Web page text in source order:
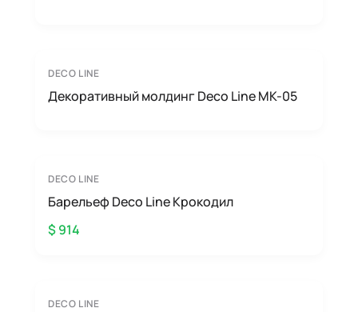
DECO LINE
Декоративный молдинг Deco Line MK-05
DECO LINE
Барельеф Deco Line Крокодил
$ 914
DECO LINE